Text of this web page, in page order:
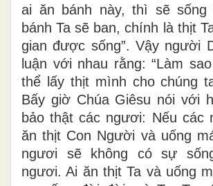
ai ăn bánh này, thì sẽ
bánh Ta sẽ ban, chính là thịt
gian được sống”. Vậy người
luận với nhau rằng: “Làm
thể lấy thịt mình cho chúng
Bấy giờ Chúa Giêsu nói với
bảo thật các ngươi: Nếu các
ăn thịt Con Người và uống
ngươi sẽ không có sự
ngươi. Ai ăn thịt Ta và uống